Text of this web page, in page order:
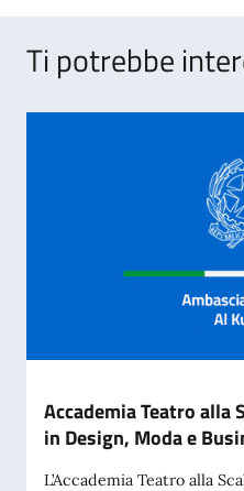
Ti potrebbe
Accademia Teatro alla
in Design, Moda e
L’Accademia Teatro alla